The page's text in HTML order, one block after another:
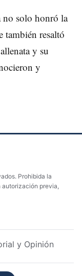
no solo honró la
también resaltó
y su
y
Prohibida la
previa,
y Opinión